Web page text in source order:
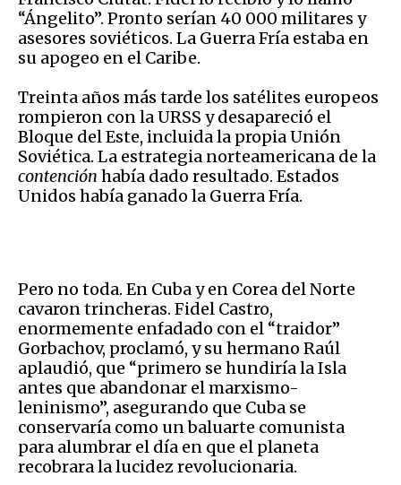
“Ángelito”. Pronto serían 40 000 militares y
asesores soviéticos. La Guerra Fría estaba en
su apogeo en el Caribe.
Treinta años más tarde los satélites europeos
rompieron con la URSS y desapareció el
Bloque del Este, incluida la propia Unión
Soviética. La estrategia norteamericana de la
contención había dado resultado. Estados
Unidos había ganado la Guerra Fría.
Pero no toda. En Cuba y en Corea del Norte
cavaron trincheras. Fidel Castro,
enormemente enfadado con el “traidor”
Gorbachov, proclamó, y su hermano Raúl
aplaudió, que “primero se hundiría la Isla
antes que abandonar el marxismo-
leninismo”, asegurando que Cuba se
conservaría como un baluarte comunista
para alumbrar el día en que el planeta
recobrara la lucidez revolucionaria.